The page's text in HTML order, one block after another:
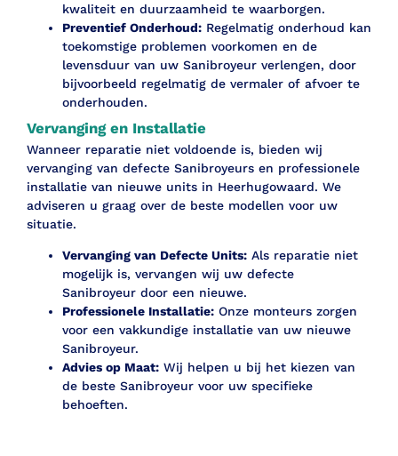
kwaliteit en duurzaamheid te waarborgen.
Preventief Onderhoud: Regelmatig onderhoud kan
toekomstige problemen voorkomen en de
levensduur van uw Sanibroyeur verlengen, door
bijvoorbeeld regelmatig de vermaler of afvoer te
onderhouden.
Vervanging en Installatie
Wanneer reparatie niet voldoende is, bieden wij
vervanging van defecte Sanibroyeurs en professionele
installatie van nieuwe units in Heerhugowaard. We
adviseren u graag over de beste modellen voor uw
situatie.
Vervanging van Defecte Units: Als reparatie niet
mogelijk is, vervangen wij uw defecte
Sanibroyeur door een nieuwe.
Professionele Installatie: Onze monteurs zorgen
voor een vakkundige installatie van uw nieuwe
Sanibroyeur.
Advies op Maat: Wij helpen u bij het kiezen van
de beste Sanibroyeur voor uw specifieke
behoeften.